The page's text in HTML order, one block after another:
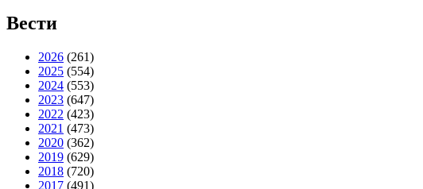
Вести
2026 (261)
2025 (554)
2024 (553)
2023 (647)
2022 (423)
2021 (473)
2020 (362)
2019 (629)
2018 (720)
2017 (491)